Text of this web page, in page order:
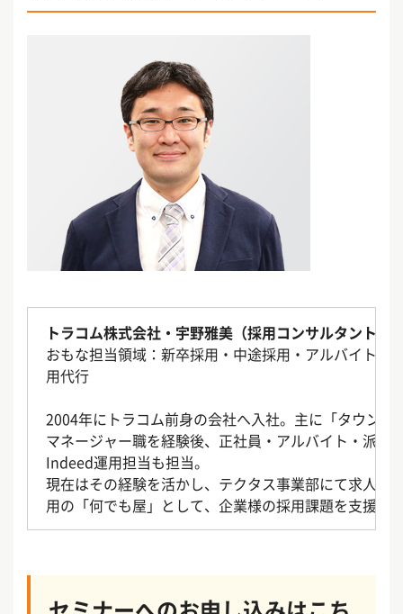
トラコム株式会社・宇野雅美（採用コンサルタント）
おもな担当領域：新卒採用・中途採用・アルバイトパ
用代行
2004年にトラコム前身の会社へ入社。主に「タウン
マネージャー職を経験後、正社員・アルバイト・派遣
Indeed運用担当も担当。
現在はその経験を活かし、テクタス事業部にて求人に
用の「何でも屋」として、企業様の採用課題を支援し